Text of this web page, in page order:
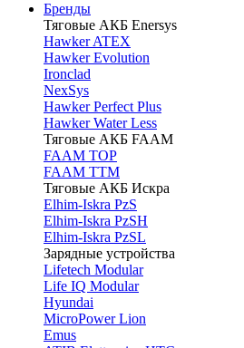
Бренды
Тяговые АКБ Enersys
Hawker ATEX
Hawker Evolution
Ironclad
NexSys
Hawker Perfect Plus
Hawker Water Less
Тяговые АКБ FAAM
FAAM TOP
FAAM TTM
Тяговые АКБ Искра
Elhim-Iskra PzS
Elhim-Iskra PzSH
Elhim-Iskra PzSL
Зарядные устройства
Lifetech Modular
Life IQ Modular
Hyundai
MicroPower Lion
Emus